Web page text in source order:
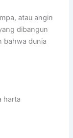
atau angin
dibangun
bahwa dunia
harta